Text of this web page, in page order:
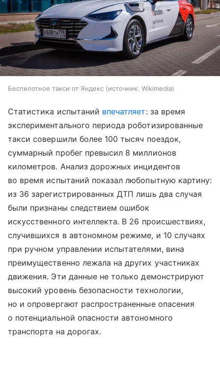
Беспилотное такси от Яндекс источник: Wikimedia
Статистика испытаний впечатляет: за время
экспериментального периода роботизированные
такси совершили более 100 тысяч поездок,
суммарный пробег превысил 8 миллионов
километров. Анализ дорожных инцидентов
во время испытаний показал любопытную картину:
из 36 зарегистрированных ДТП лишь два случая
были признаны следствием ошибок
искусственного интеллекта. В 26 происшествиях,
случившихся в автономном режиме, и 10 случаях
при ручном управлении испытателями, вина
преимущественно лежала на других участниках
движения. Эти данные не только демонстрируют
высокий уровень безопасности технологии,
но и опровергают распространенные опасения
о потенциальной опасности автономного
транспорта на дорогах.